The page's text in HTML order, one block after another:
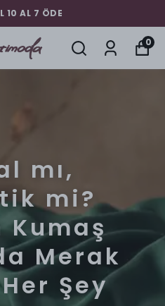
10 AL 7 ÖDE
0
mı,
mi?
Kumaş
Merak
Şey